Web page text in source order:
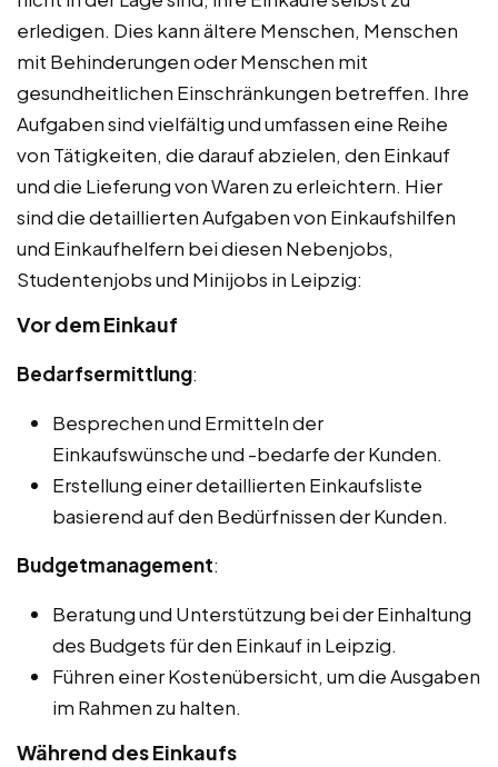
erledigen. Dies kann ältere Menschen, Menschen
mit Behinderungen oder Menschen mit
gesundheitlichen Einschränkungen betreffen. Ihre
Aufgaben sind vielfältig und umfassen eine Reihe
von Tätigkeiten, die darauf abzielen, den Einkauf
und die Lieferung von Waren zu erleichtern. Hier
sind die detaillierten Aufgaben von Einkaufshilfen
und Einkaufhelfern bei diesen Nebenjobs,
Studentenjobs und Minijobs in Leipzig:
Vor dem Einkauf
Bedarfsermittlung:
Besprechen und Ermitteln der
Einkaufswünsche und -bedarfe der Kunden.
Erstellung einer detaillierten Einkaufsliste
basierend auf den Bedürfnissen der Kunden.
Budgetmanagement:
Beratung und Unterstützung bei der Einhaltung
des Budgets für den Einkauf in Leipzig.
Führen einer Kostenübersicht, um die Ausgaben
im Rahmen zu halten.
Während des Einkaufs